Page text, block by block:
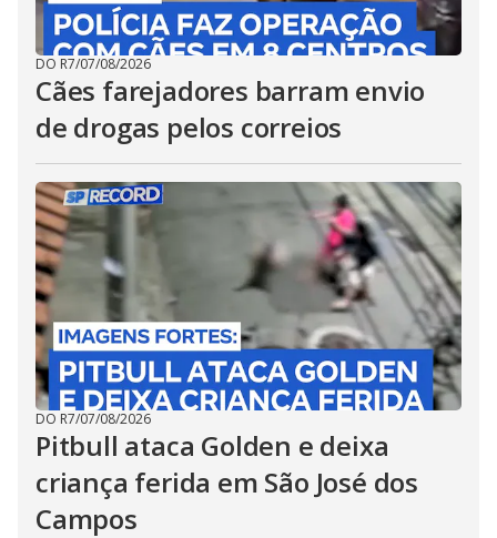
DO R7/07/08/2026
Cães farejadores barram envio
de drogas pelos correios
DO R7/07/08/2026
Pitbull ataca Golden e deixa
criança ferida em São José dos
Campos